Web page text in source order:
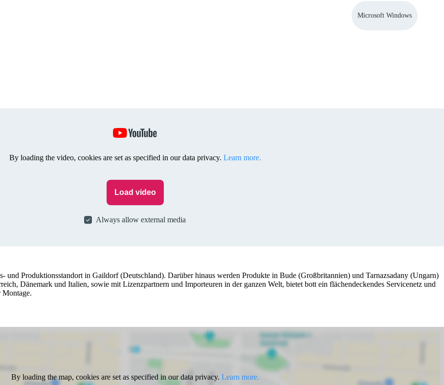
Microsoft Windows
By loading the video, cookies are set as specified in our data privacy. Learn more.
Load video
Always allow external media
und Produktionsstandort in Gaildorf (Deutschland). Darüber hinaus werden Produkte in Bude (Großbritannien) und Tarnazsadany (Ungarn)
Dänemark und Italien, sowie mit Lizenzpartnern und Importeuren in der ganzen Welt, bietet bott ein flächendeckendes Servicenetz und
Montage.
By loading the map, cookies are set as specified in our data privacy. Learn more.